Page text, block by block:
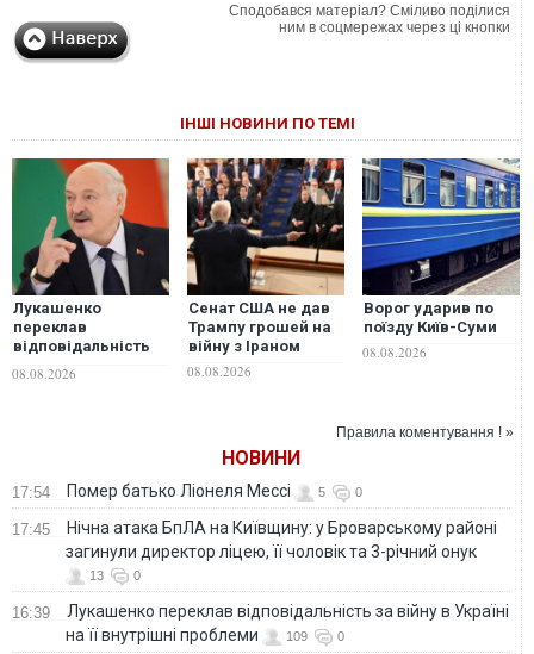
Сподобався матеріал? Сміливо поділися
ним в соцмережах через ці кнопки
ІНШІ НОВИНИ ПО ТЕМІ
Лукашенко
переклав
відповідальність
її внутрішні
08.08.2026
Сенат США не дав
Трампу грошей на
війну з Іраном
08.08.2026
Ворог ударив по
поїзду Київ-Суми
08.08.2026
Правила коментування ! »
НОВИНИ
17:54 Помер батько Ліонеля Мессі 5 0
17:45
Нічна атака БпЛА на Київщину: у Броварському районі
загинули директор ліцею, її чоловік та 3-річний онук
13 0
16:39
Лукашенко переклав відповідальність за війну в Україні
на її внутрішні проблеми
109 0